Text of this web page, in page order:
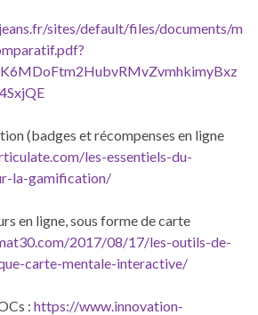
sites/default/files/documents/m
(badges et récompenses en ligne
les-essentiels-du-
la-gamification/
en ligne, sous forme de carte
2017/08/17/les-outils-de-
carte-mentale-interactive/
: https://www.innovation-